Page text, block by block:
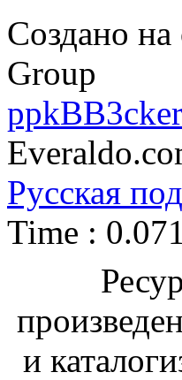
Создано на
Group
ppkBB3cker
Русская
Time :
и